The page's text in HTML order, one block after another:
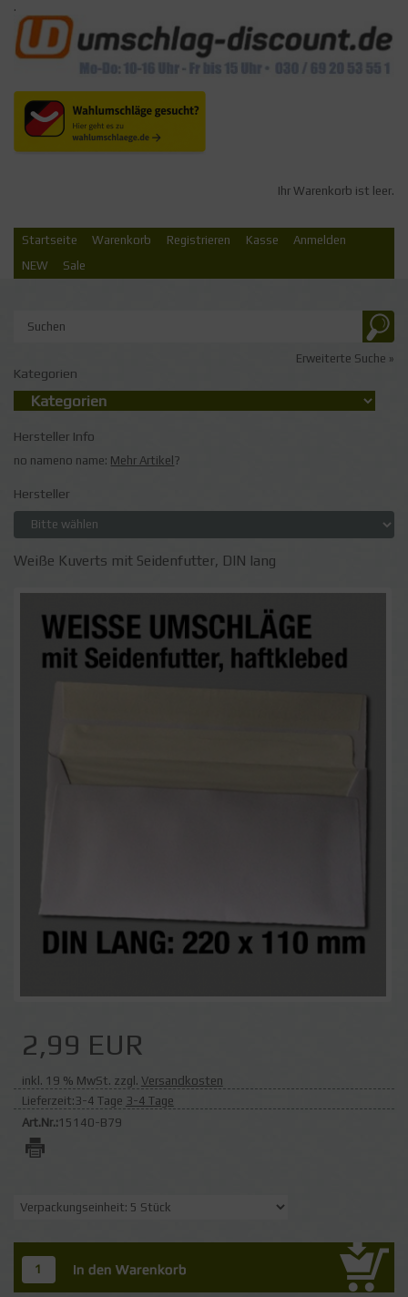
.
Ihr Warenkorb ist leer.
Startseite Warenkorb Registrieren Kasse
Anmelden
NEW
Sale
Erweiterte Suche »
Kategorien
Hersteller Info
no nameno name: Mehr Artikel?
Hersteller
Weiße Kuverts mit Seidenfutter, DIN lang
2,99 EUR
inkl. 19 % MwSt. zzgl. Versandkosten
Lieferzeit:3-4 Tage 3-4 Tage
Art.Nr.: 15140-B79